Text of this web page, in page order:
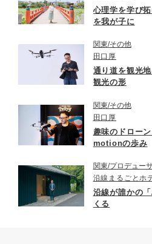
心理学を学び
を我が子に
関東 その他
田口厚
通り道を観光
観光の形
関東 その他
田口厚
趣味のドロー
motionの歩み
関東 プロデュー
沿線まるごとホ
沿線が誰かの
くる